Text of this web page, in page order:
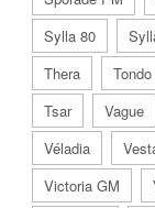
Sylla 80
Thera
Tsar
Vague
Véladia
Victoria GM